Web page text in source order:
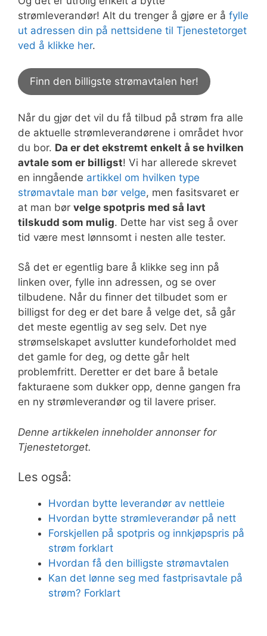
strømleverandør! Alt du trenger å gjøre er å fylle
ut adressen din på nettsidene til Tjenestetorget
ved å klikke her.
Finn den billigste strømavtalen her!
Når du gjør det vil du få tilbud på strøm fra alle
de aktuelle strømleverandørene i området hvor
du bor. Da er det ekstremt enkelt å se hvilken
avtale som er billigst! Vi har allerede skrevet
en inngående artikkel om hvilken type
strømavtale man bør velge, men fasitsvaret er
at man bør velge spotpris med så lavt
tilskudd som mulig. Dette har vist seg å over
tid være mest lønnsomt i nesten alle tester.
Så det er egentlig bare å klikke seg inn på
linken over, fylle inn adressen, og se over
tilbudene. Når du finner det tilbudet som er
billigst for deg er det bare å velge det, så går
det meste egentlig av seg selv. Det nye
strømselskapet avslutter kundeforholdet med
det gamle for deg, og dette går helt
problemfritt. Deretter er det bare å betale
fakturaene som dukker opp, denne gangen fra
en ny strømleverandør og til lavere priser.
Denne artikkelen inneholder annonser for
Tjenestetorget.
Les også:
Hvordan bytte leverandør av nettleie
Hvordan bytte strømleverandør på nett
Forskjellen på spotpris og innkjøpspris på
strøm forklart
Hvordan få den billigste strømavtalen
Kan det lønne seg med fastprisavtale på
strøm? Forklart